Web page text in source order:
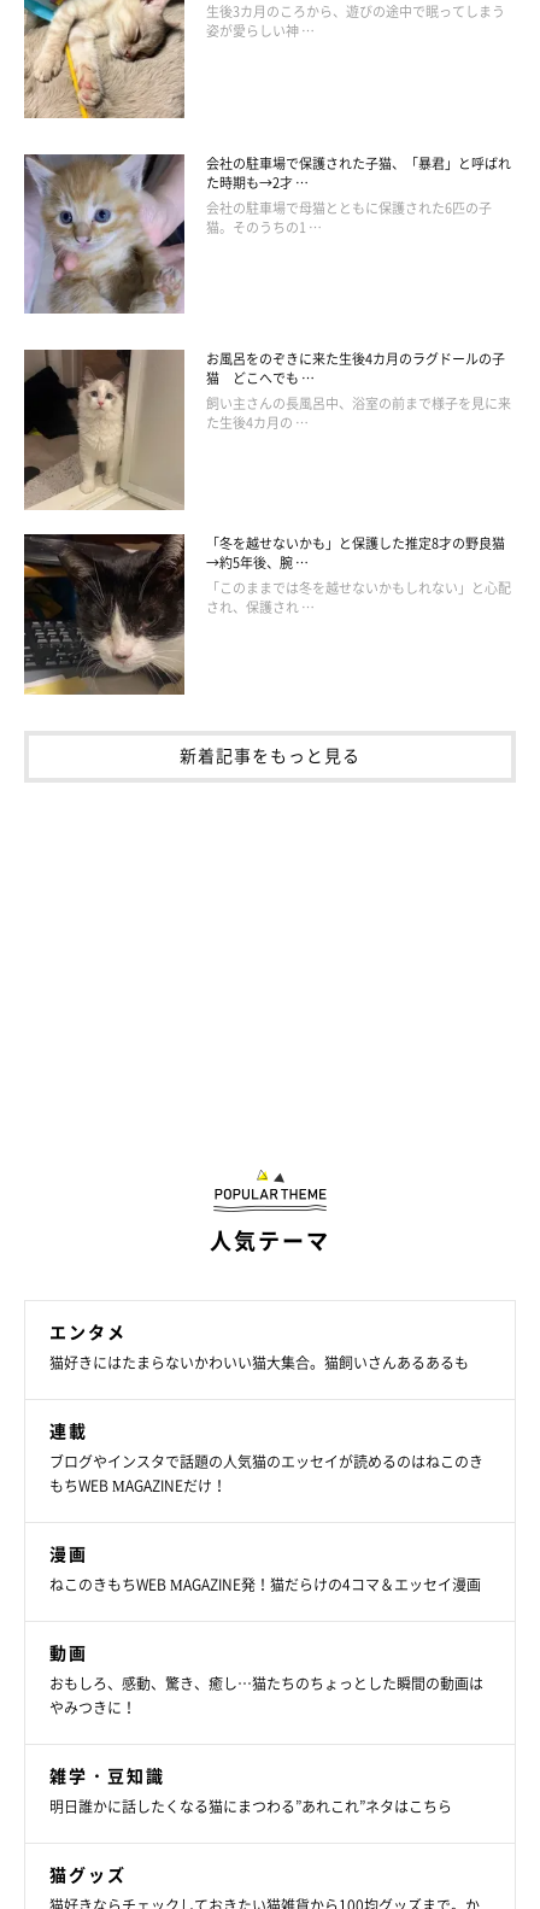
生後3カ月のころから、遊びの途中で眠ってしまう
姿が愛らしい神 …
会社の駐車場で保護された子猫、「暴君」と呼ばれ
た時期も→2才 …
会社の駐車場で母猫とともに保護された6匹の子
猫。そのうちの1 …
お風呂をのぞきに来た生後4カ月のラグドールの子
猫 どこへでも …
飼い主さんの長風呂中、浴室の前まで様子を見に来
た生後4カ月の …
「冬を越せないかも」と保護した推定8才の野良猫
→約5年後、腕 …
「このままでは冬を越せないかもしれない」と心配
され、保護され …
新着記事をもっと見る
人気テーマ
エンタメ
猫好きにはたまらないかわいい猫大集合。猫飼いさんあるあるも
連載
ブログやインスタで話題の人気猫のエッセイが読めるのはねこのき
もちWEB MAGAZINEだけ！
漫画
ねこのきもちWEB MAGAZINE発！猫だらけの4コマ＆エッセイ漫画
動画
おもしろ、感動、驚き、癒し…猫たちのちょっとした瞬間の動画は
やみつきに！
雑学・豆知識
明日誰かに話したくなる猫にまつわる”あれこれ”ネタはこちら
猫グッズ